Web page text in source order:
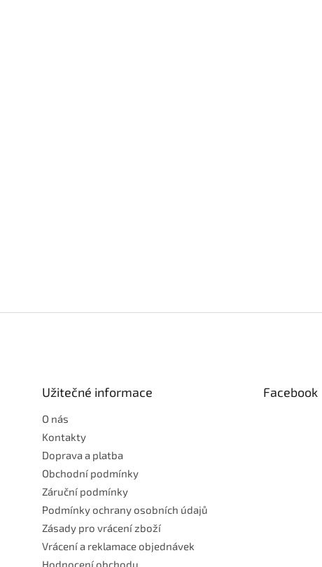
Užitečné informace
O nás
Kontakty
Doprava a platba
Obchodní podmínky
Záruční podmínky
Podmínky ochrany osobních údajů
Zásady pro vrácení zboží
Vrácení a reklamace objednávek
Hodnocení obchodu
Facebook